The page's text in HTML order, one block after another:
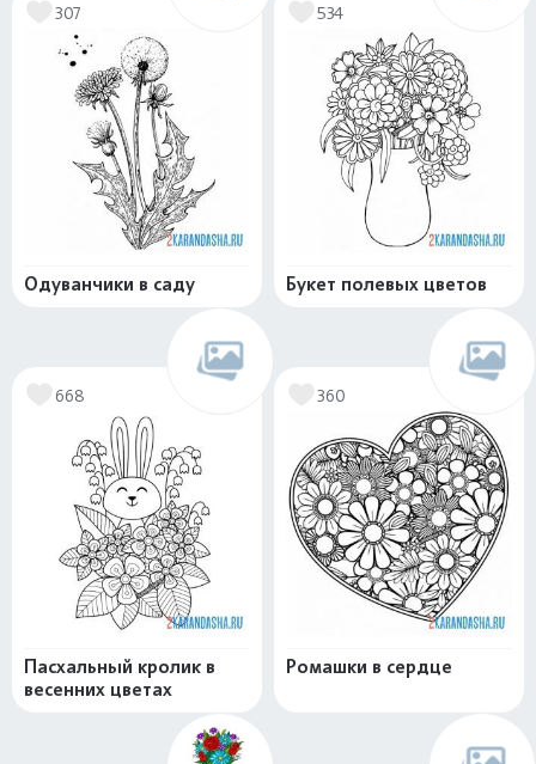
307
Одуванчики в саду
534
Букет полевых цветов
668
Пасхальный кролик в
весенних цветах
360
Ромашки в сердце